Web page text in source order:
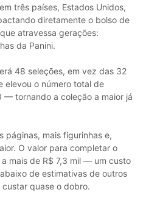
três países, Estados Unidos,
diretamente o bolso de
atravessa gerações:
da Panini.
48 seleções, em vez das 32
elevou o número total de
tornando a coleção a maior já
páginas, mais figurinhas e,
O valor para completar o
mais de R$ 7,3 mil — um custo
de estimativas de outros
quase o dobro.